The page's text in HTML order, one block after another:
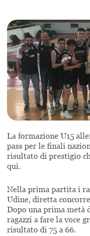
La formazione U15
pass per le finali
risultato di prestigio
qui.
Nella prima partita i
Udine, diretta
Dopo una prima metà
ragazzi a fare la voce
risultato di 75 a 66.